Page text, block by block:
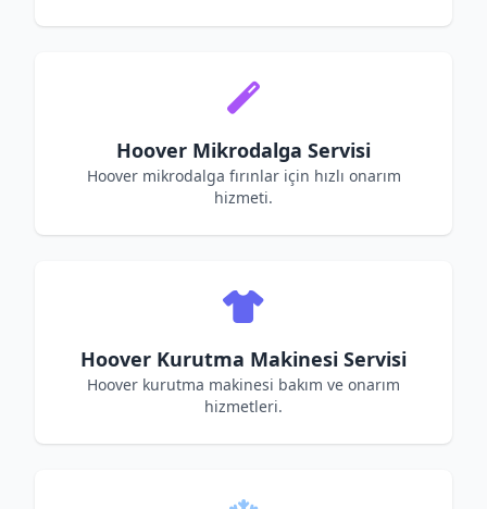
Hoover Mikrodalga Servisi
Hoover mikrodalga fırınlar için hızlı onarım
hizmeti.
Hoover Kurutma Makinesi Servisi
Hoover kurutma makinesi bakım ve onarım
hizmetleri.